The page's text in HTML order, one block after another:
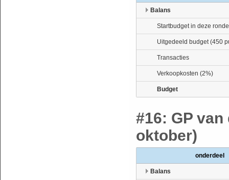
Balans
Startbudget in deze ronde
Uitgedeeld budget (450
Transacties
Verkoopkosten (2%)
Budget
#16: GP
oktober)
onderdeel
Balans